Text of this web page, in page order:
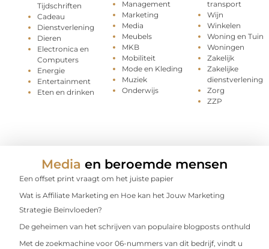
Tijdschriften
Cadeau
Dienstverlening
Dieren
Electronica en
Computers
Energie
Entertainment
Eten en drinken
Management
Marketing
Media
Meubels
MKB
Mobiliteit
Mode en Kleding
Muziek
Onderwijs
transport
Wijn
Winkelen
Woning en Tuin
Woningen
Zakelijk
Zakelijke
dienstverlening
Zorg
ZZP
Media en beroemde mensen
Een offset print vraagt om het juiste papier
Wat is Affiliate Marketing en Hoe kan het Jouw Marketing
Strategie Beïnvloeden?
De geheimen van het schrijven van populaire blogposts onthuld
Met de zoekmachine voor 06-nummers van dit bedrijf, vindt u